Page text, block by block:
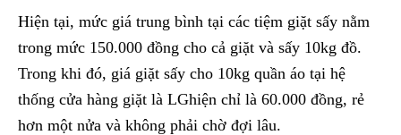
Hiện tại, mức giá trung bình tại các tiệm giặt sấy nằm
trong mức 150.000 đồng cho cả giặt và sấy 10kg đồ.
Trong khi đó, giá giặt sấy cho 10kg quần áo tại hệ
thống cửa hàng giặt là LGhiện chỉ là 60.000 đồng, rẻ
hơn một nửa và không phải chờ đợi lâu.